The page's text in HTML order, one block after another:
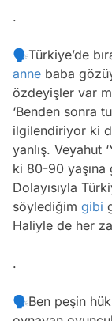
.
🗣Türkiye’de
anne baba
özdeyişler var
‘Benden sonra
ilgilendiriyor ki
yanlış. Veyahut
ki 80-90 yaşına
Dolayısıyla
söylediğim gibi
Haliyle de her
.
🗣Ben peşin